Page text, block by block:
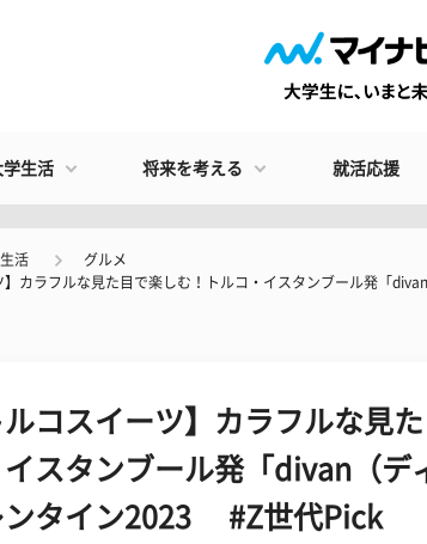
学生活 将来を考える 就活応援
活
グルメ
】カラフルな見た目で楽しむ！トルコ・イスタンブール発「
ルコスイーツ】カラフルな見
スタンブール発「divan（デ
ンタイン2023 #Z世代Pick